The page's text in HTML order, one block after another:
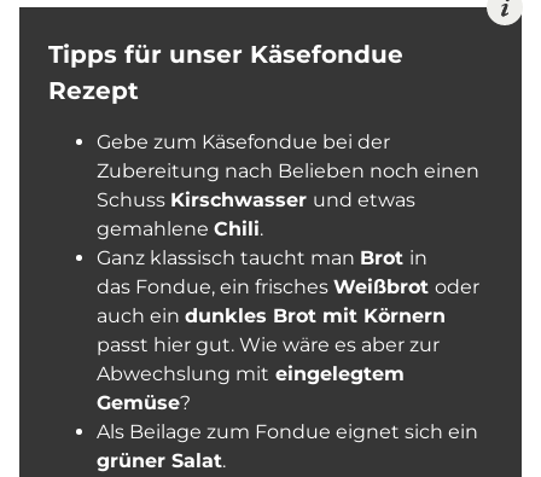
Tipps für unser Käsefondue
Rezept
Gebe zum Käsefondue bei der
Zubereitung nach Belieben noch einen
Schuss Kirschwasser und etwas
gemahlene Chili.
Ganz klassisch taucht man Brot in
das Fondue, ein frisches Weißbrot oder
auch ein dunkles Brot mit Körnern
passt hier gut. Wie wäre es aber zur
Abwechslung mit eingelegtem
Gemüse?
Als Beilage zum Fondue eignet sich ein
grüner Salat.